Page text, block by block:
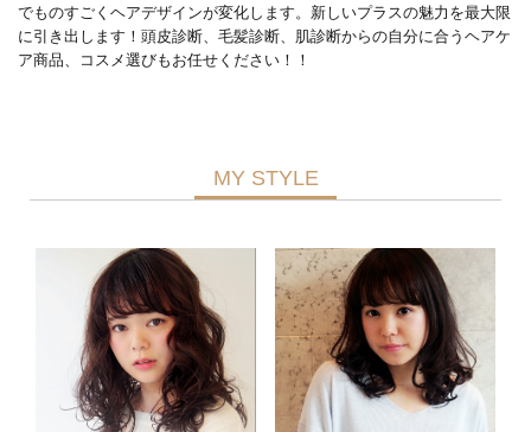
でものすごくヘアデザインが変化します。新しいプラスの魅力を最大限
に引き出します！頭皮診断、毛髪診断、肌診断からの自分に合うヘアケ
ア商品、コスメ選びもお任せください！！
MY STYLE